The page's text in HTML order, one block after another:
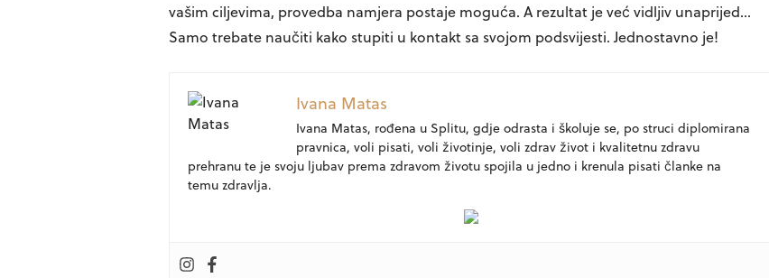
vašim ciljevima, provedba namjera postaje moguća. A rezultat je već vidljiv unaprijed…
Samo trebate naučiti kako stupiti u kontakt sa svojom podsvijesti. Jednostavno je!
Ivana Matas
Ivana Matas, rođena u Splitu, gdje odrasta i školuje se, po struci diplomirana
pravnica, voli pisati, voli životinje, voli zdrav život i kvalitetnu zdravu
prehranu te je svoju ljubav prema zdravom životu spojila u jedno i krenula pisati članke na
temu zdravlja.